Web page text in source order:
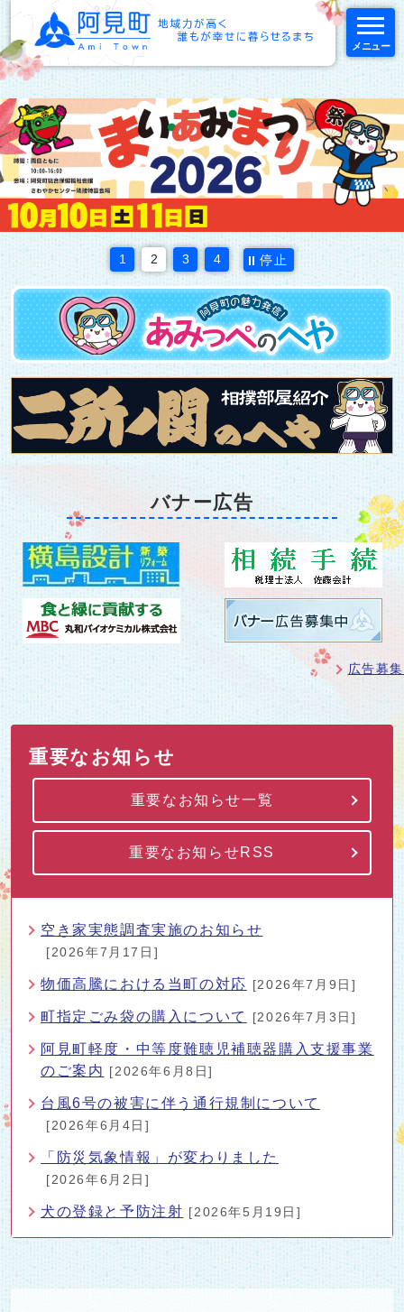
スマートフォン表示用の情報をスキップ
メニュー
1 2 3 4 停止
バナー広告
広告募集
重要なお知らせ
重要なお知らせ一覧
重要なお知らせRSS
空き家実態調査実施のお知らせ
[2026年7月17日]
物価高騰における当町の対応 [2026年7月9日]
町指定ごみ袋の購入について [2026年7月3日]
阿見町軽度・中等度難聴児補聴器購入支援事業
のご案内
[2026年6月8日]
台風6号の被害に伴う通行規制について
[2026年6月4日]
「防災気象情報」が変わりました
[2026年6月2日]
犬の登録と予防注射 [2026年5月19日]